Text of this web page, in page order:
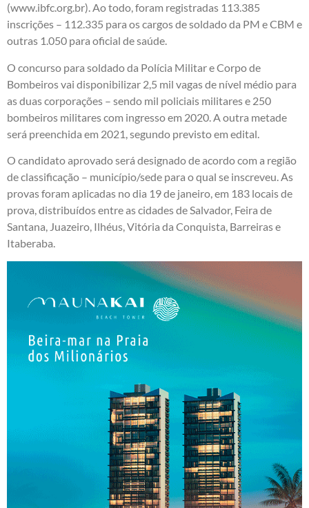
(www.ibfc.org.br). Ao todo, foram registradas 113.385
inscrições – 112.335 para os cargos de soldado da PM e CBM e
outras 1.050 para oficial de saúde.
O concurso para soldado da Polícia Militar e Corpo de
Bombeiros vai disponibilizar 2,5 mil vagas de nível médio para
as duas corporações – sendo mil policiais militares e 250
bombeiros militares com ingresso em 2020. A outra metade
será preenchida em 2021, segundo previsto em edital.
O candidato aprovado será designado de acordo com a região
de classificação – município/sede para o qual se inscreveu. As
provas foram aplicadas no dia 19 de janeiro, em 183 locais de
prova, distribuídos entre as cidades de Salvador, Feira de
Santana, Juazeiro, Ilhéus, Vitória da Conquista, Barreiras e
Itaberaba.